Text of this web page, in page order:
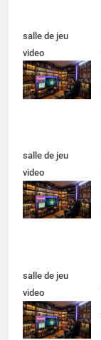
salle de jeu
video
collectionneur
salle de jeu
video
collectionneur
salle de jeu
video
collectionneur